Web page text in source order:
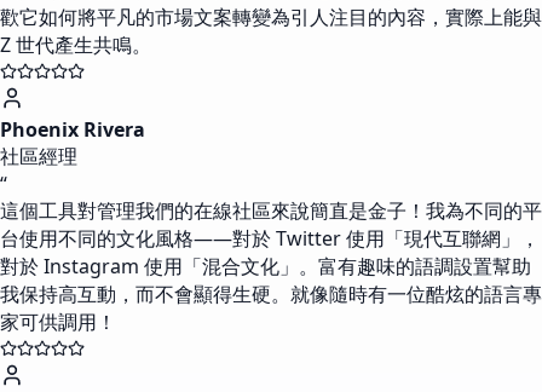
歡它如何將平凡的市場文案轉變為引人注目的內容，實際上能與
Z 世代產生共鳴。
Phoenix Rivera
社區經理
“
這個工具對管理我們的在線社區來說簡直是金子！我為不同的平
台使用不同的文化風格——對於 Twitter 使用「現代互聯網」，
對於 Instagram 使用「混合文化」。富有趣味的語調設置幫助
我保持高互動，而不會顯得生硬。就像隨時有一位酷炫的語言專
家可供調用！